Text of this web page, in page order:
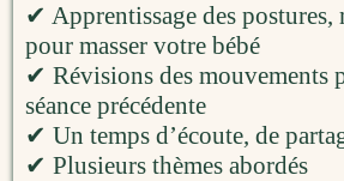
✔ Apprentissage des postures,
pour masser votre bébé
✔ Révisions des mouvements
séance précédente
✔ Un temps d’écoute, de
✔ Plusieurs thèmes abordés